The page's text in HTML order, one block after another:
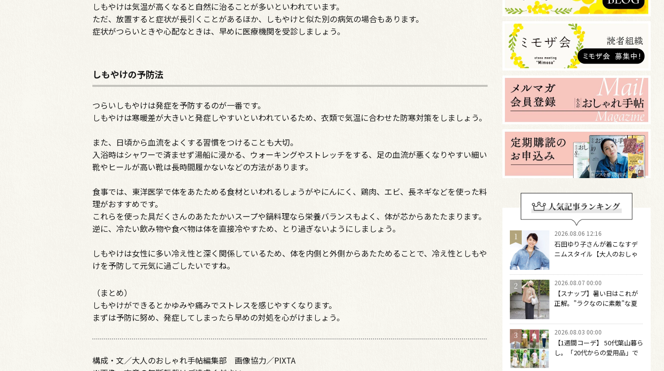
しもやけは気温が高くなると自然に治ることが多いといわれています。
ただ、放置すると症状が長引くことがあるほか、しもやけと似た別の病気の場合もあります。
症状がつらいときや心配なときは、早めに医療機関を受診しましょう。
しもやけの予防法
つらいしもやけは発症を予防するのが一番です。
しもやけは寒暖差が大きいと発症しやすいといわれているため、衣類で気温に合わせた防寒対策をしましょう。
また、日頃から血流をよくする習慣をつけることも大切。
入浴時はシャワーで済ませず湯船に浸かる、ウォーキングやストレッチをする、足の血流が悪くなりやすい細い
靴やヒールが高い靴は長時間履かないなどの方法があります。
食事では、東洋医学で体をあたためる食材といわれるしょうがやにんにく、鶏肉、エビ、長ネギなどを使った料
理がおすすめです。
これらを使った具だくさんのあたたかいスープや鍋料理なら栄養バランスもよく、体が芯からあたたまります。
逆に、冷たい飲み物や食べ物は体を直接冷やすため、とり過ぎないようにしましょう。
しもやけは女性に多い冷え性と深く関係しているため、体を内側と外側からあたためることで、冷え性としもや
けを予防して元気に過ごしたいですね。
（まとめ）
しもやけができるとかゆみや痛みでストレスを感じやすくなります。
まずは予防に努め、発症してしまったら早めの対処を心がけましょう。
構成・文／大人のおしゃれ手帖編集部 画像協力／PIXTA
2026.08.06 12:16
石田ゆり子さんが着こなすデ
ニムスタイル【大人のおしゃ
どファッションは自由になる
2026.08.07 00:00
【スナップ】暑い日はこれが
正解。"ラクなのに素敵"な夏
2026.08.03 00:00
【1週間コーデ】 50代葉山暮ら
し。「20代からの愛用品」で